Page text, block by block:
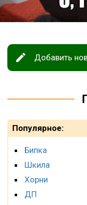
Добавить
Популярное:
Бипка
Шкила
Хорни
ДП